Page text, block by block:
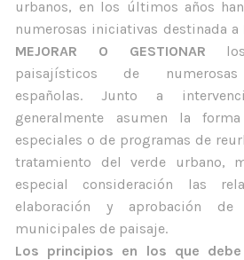
urbanos, en los últimos años
numerosas iniciativas destinada a
MEJORAR O GESTIONAR
paisajísticos de
españolas. Junto a
generalmente asumen la
especiales o de programas de
tratamiento del verde urbano,
especial consideración las
elaboración y aprobación de
municipales de paisaje.
Los principios en los que